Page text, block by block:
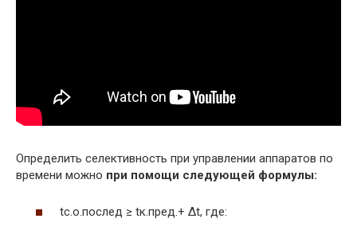
Определить селективность при управлении аппаратов по
времени можно при помощи следующей формулы:
tс.о.послед ≥ tк.пред.+ ∆t, где: